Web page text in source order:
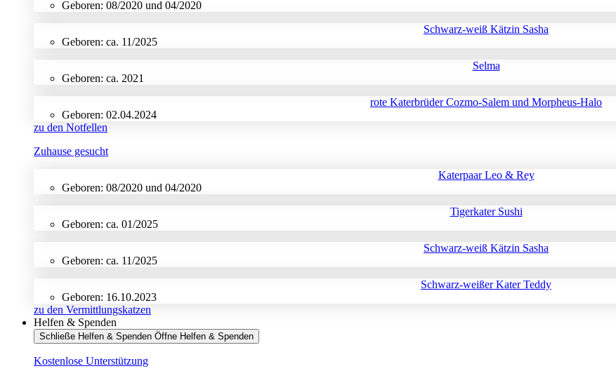
Geboren: 08/2020 und 04/2020
Schwarz-weiß Kätzin Sasha
Geboren: ca. 11/2025
Selma
Geboren: ca. 2021
rote Katerbrüder Cozmo-Salem und Morpheus-Halo
Geboren: 02.04.2024
zu den Notfellen
Zuhause gesucht
Katerpaar Leo & Rey
Geboren: 08/2020 und 04/2020
Tigerkater Sushi
Geboren: ca. 01/2025
Schwarz-weiß Kätzin Sasha
Geboren: ca. 11/2025
Schwarz-weißer Kater Teddy
Geboren: 16.10.2023
zu den Vermittlungskatzen
Helfen & Spenden
Schließe Helfen & Spenden Öffne Helfen & Spenden
Kostenlose Unterstützung